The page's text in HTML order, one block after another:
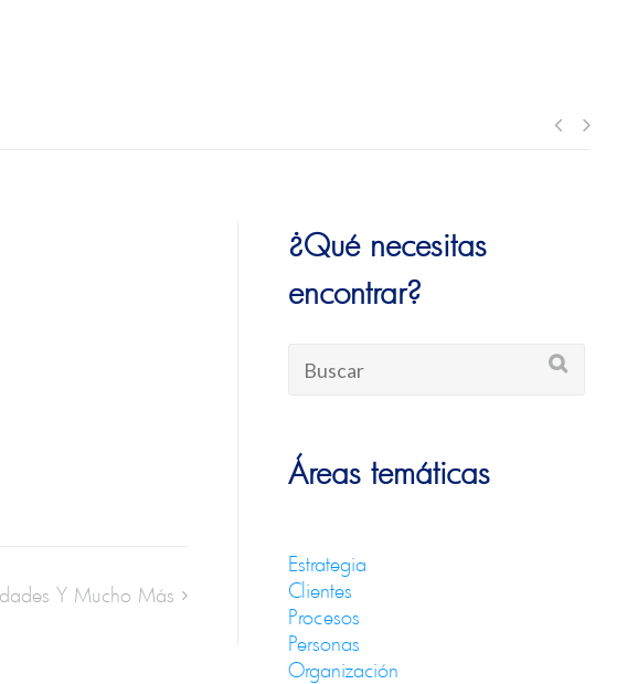
Y Mucho Más
¿Qué necesitas
encontrar?
Áreas temáticas
Estrategia
Clientes
Procesos
Personas
Organización